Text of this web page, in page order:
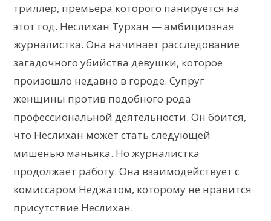
триллер, премьера которого панируется на
этот год. Неслихан Турхан — амбициозная
журналистка. Она начинает расследование
загадочного убийства девушки, которое
произошло недавно в городе. Супруг
женщины против подобного рода
профессиональной деятельности. Он боится,
что Неслихан может стать следующей
мишенью маньяка. Но журналистка
продолжает работу. Она взаимодействует с
комиссаром Неджатом, которому не нравится
присутствие Неслихан.